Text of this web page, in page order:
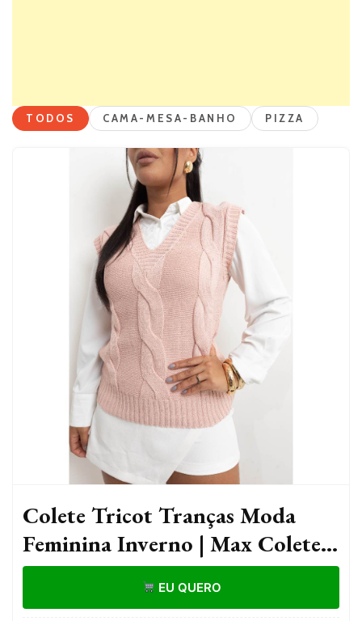
TODOS CAMA-MESA-BANHO PIZZA
Colete Tricot Tranças Moda
Feminina Inverno | Max Colete
Regata Suéter Tricot Feminino
Inverno
EU QUERO